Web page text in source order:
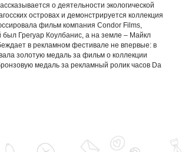
о деятельности экологической
островах и демонстрируется коллекция
фильм компания Condor Films,
Грегуар Коулбанис, а на земле – Майкл
в рекламном фестивале не впервые: в
золотую медаль за фильм о коллекции
медаль за рекламный ролик часов Da